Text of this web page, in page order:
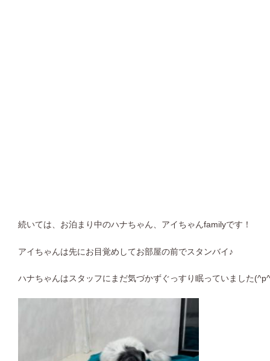
続いては、お泊まり中のハナちゃん、アイちゃんfamilyです！
アイちゃんは先にお目覚めしてお部屋の前でスタンバイ♪
ハナちゃんはスタッフにまだ気づかずぐっすり眠っていました